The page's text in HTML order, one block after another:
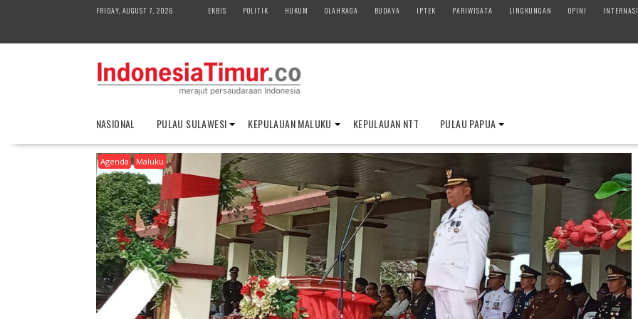
FRIDAY, AUGUST 7, 2026 EKBIS POLITIK HUKUM OLAHRAGA BUDAYA IPTEK PARIWISATA LINGKUNGAN OPINI
NASIONAL PULAU SULAWESI KEPULAUAN MALUKU KEPULAUAN NTT PULAU PAPUA
Agenda Maluku